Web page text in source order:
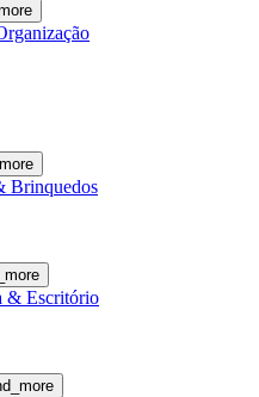
Brinquedos
& Escritório